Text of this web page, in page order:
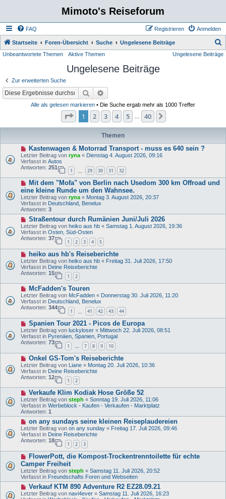
Mimoto's Reiseforum
FAQ Anmelden
Registrieren
Startseite Foren-Übersicht Suche Ungelesene Beiträge
u
Unbeantwortete Themen Aktive Themen Ungelesene Beiträge
Ungelesene Beiträge
Zur erweiterten Suche
Suche
Alle als gelesen markieren • Die Suche ergab mehr als 1000 Treffer
Seite 1von 40
1 2 3 4 5 40
Themen
N
e
u
e
r
B
i
t
r
a
g
Kastenwagen & Motorrad Transport - muss es 640 sein ?
Letzter Beitrag von ryna « Dienstag 4. August 2026, 09:16
Verfasst in Autos
Antworten: 251
1 29 30 31 32
N
u
e
r
B
e
i
t
r
a
g
Mit dem "Mofa" von Berlin nach Usedom 300 km Offroad und
eine kleine Runde um den Wahnsee.
Letzter Beitrag von ryna « Montag 3. August 2026, 20:37
Verfasst in Deutschland, Benelux
Antworten: 3
N
e
u
e
r
B
i
t
r
g
Straßentour durch Rumänien Juni/Juli 2026
Letzter Beitrag von heiko aus hb « Samstag 1. August 2026, 19:36
Verfasst in Osten, Süd-Osten
Antworten: 37
1 2 3 4 5
N
e
u
e
r
B
i
t
r
g
heiko aus hb's Reiseberichte
Letzter Beitrag von heiko aus hb « Freitag 31. Juli 2026, 17:50
Verfasst in Deine Reiseberichte
Antworten: 15
1 2
N
e
u
e
B
e
i
t
r
g
McFadden's Touren
Letzter Beitrag von McFadden « Donnerstag 30. Juli 2026, 11:20
Verfasst in Deutschland, Benelux
Antworten: 344
1 41 42 43 44
N
e
u
e
r
B
e
i
t
r
g
Spanien Tour 2021 - Picos de Europa
Letzter Beitrag von luckyloser « Mittwoch 22. Juli 2026, 08:51
Verfasst in Pyrenäen, Spanien, Portugal
Antworten: 73
1 … 7 8 9 10
N
e
u
e
r
B
e
i
t
r
a
g
Onkel GS-Tom's Reiseberichte
Letzter Beitrag von Liane « Montag 20. Juli 2026, 10:36
Verfasst in Deine Reiseberichte
Antworten: 12
1 2
N
e
u
e
r
B
e
i
t
a
g
Verkaufe Klim Kodiak Hose Größe 52
Letzter Beitrag von steph « Sonntag 19. Juli 2026, 11:06
Verfasst in Werbeblock - Kaufen - Verkaufen - Marktplatz
Antworten: 1
N
e
u
e
B
i
t
r
a
g
on any sundays seine kleinen Reiseplaudereien
Letzter Beitrag von on any sunday « Freitag 17. Juli 2026, 09:46
Verfasst in Deine Reiseberichte
Antworten: 18
1 2 3
N
u
e
r
B
e
i
FlowerPott, die Kompost-Trockentrenntoilette für echte
Camper Freiheit
Letzter Beitrag von steph « Samstag 11. Juli 2026, 20:52
Verfasst in Freundschafts Foren und Webseiten
N
e
u
Verkauf KTM 890 Adventure R2 EZ28.09.21
Letzter Beitrag von navi4ever « Samstag 11. Juli 2026, 16:23